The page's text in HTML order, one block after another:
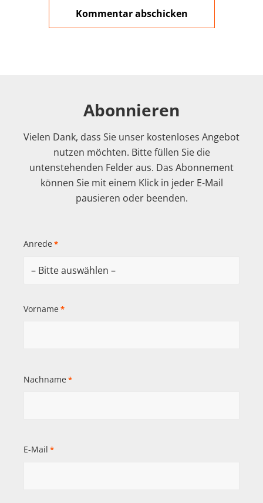
Abonnieren
Vielen Dank, dass Sie unser kostenloses Angebot
nutzen möchten. Bitte füllen Sie die
untenstehenden Felder aus. Das Abonnement
können Sie mit einem Klick in jeder E-Mail
pausieren oder beenden.
Anrede *
Vorname *
Nachname *
E-Mail *